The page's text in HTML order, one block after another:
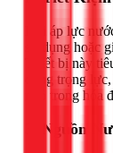
Khi áp lực
sử dụng hoặc
Thiết bị này
dụng trọng
nhỏ trong hóa
3. Nguồn